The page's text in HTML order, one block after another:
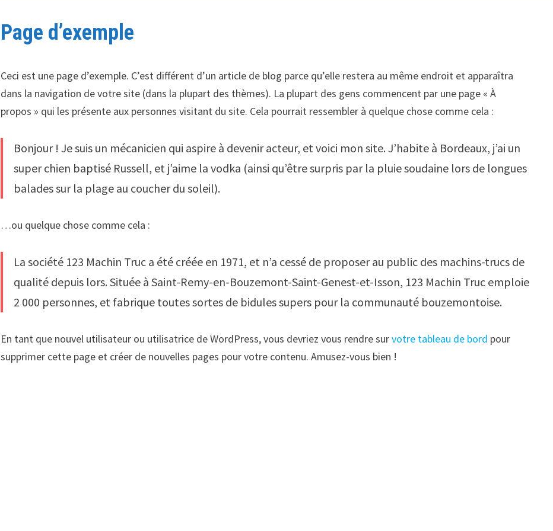
Page d’exemple
Ceci est une page d’exemple. C’est différent d’un article de blog parce qu’elle restera au même endroit et apparaîtra
dans la navigation de votre site (dans la plupart des thèmes). La plupart des gens commencent par une page « À
propos » qui les présente aux personnes visitant du site. Cela pourrait ressembler à quelque chose comme cela :
Bonjour ! Je suis un mécanicien qui aspire à devenir acteur, et voici mon site. J’habite à Bordeaux, j’ai un
super chien baptisé Russell, et j’aime la vodka (ainsi qu’être surpris par la pluie soudaine lors de longues
balades sur la plage au coucher du soleil).
…ou quelque chose comme cela :
La société 123 Machin Truc a été créée en 1971, et n’a cessé de proposer au public des machins-trucs de
qualité depuis lors. Située à Saint-Remy-en-Bouzemont-Saint-Genest-et-Isson, 123 Machin Truc emploie
2 000 personnes, et fabrique toutes sortes de bidules supers pour la communauté bouzemontoise.
En tant que nouvel utilisateur ou utilisatrice de WordPress, vous devriez vous rendre survotre tableau de bord pour
supprimer cette page et créer de nouvelles pages pour votre contenu. Amusez-vous bien !